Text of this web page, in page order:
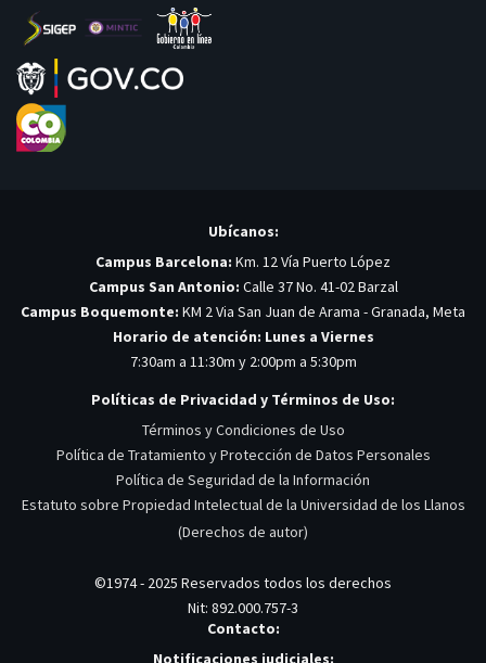
Ubícanos:
Campus Barcelona: Km. 12 Vía Puerto López
Campus San Antonio: Calle 37 No. 41-02 Barzal
Campus Boquemonte: KM 2 Via San Juan de Arama - Granada, Meta
Horario de atención: Lunes a Viernes
7:30am a 11:30m y 2:00pm a 5:30pm
Políticas de Privacidad y Términos de Uso:
Términos y Condiciones de Uso
Política de Tratamiento y Protección de Datos Personales
Política de Seguridad de la Información
Estatuto sobre Propiedad Intelectual de la Universidad de los Llanos
(Derechos de autor)
©1974 - 2025 Reservados todos los derechos
Nit: 892.000.757-3
Contacto:
Notificaciones judiciales: